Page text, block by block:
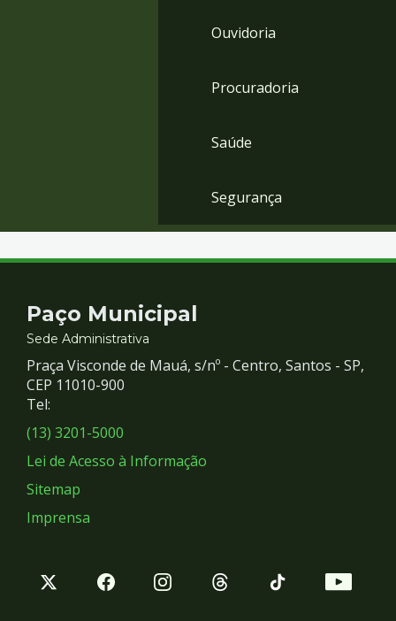
Ouvidoria
Procuradoria
Saúde
Segurança
Contato
e
Redes
Sociais
Paço Municipal
Sede Administrativa
Praça Visconde de Mauá, s/nº - Centro, Santos - SP,
CEP 11010-900
Tel:
(13) 3201-5000
Lei de Acesso à Informação
Sitemap
Imprensa